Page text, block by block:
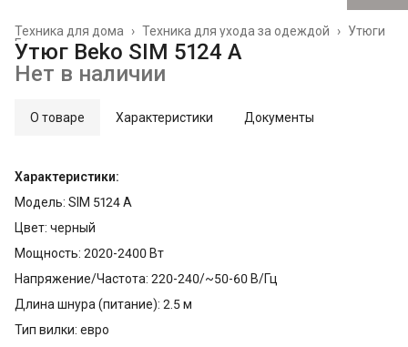
Утюги
Техника для ухода за одеждой ›
Техника для дома ›
Главная
Утюг Beko SIM 5124 A
Нет в наличии
О товаре Характеристики Документы
Характеристики:
Модель: SIM 5124 A
Цвет: черный
Мощность: 2020-2400 Вт
Напряжение/Частота: 220-240/~50-60 В/Гц
Длина шнура (питание): 2.5 м
Тип вилки: евро